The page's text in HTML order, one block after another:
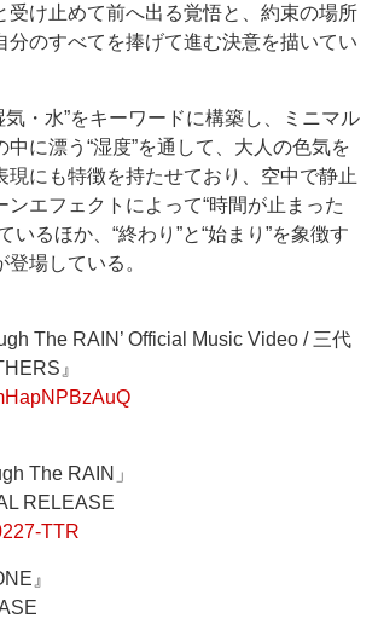
受け止めて前へ出る覚悟と、約束の場所
分のすべてを捧げて進む決意を描いてい
・水”をキーワードに構築し、ミニマル
中に漂う“湿度”を通して、大人の色気を
現にも特徴を持たせており、空中で静止
ンエフェクトによって“時間が止まった
いるほか、“終わり”と“始まり”を象徴す
場している。
The RAIN’ Official Music Video / 三代
』
The RAIN」
RELEASE
TTR
』